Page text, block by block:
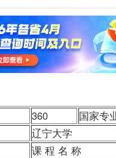
360
国家专
辽宁大学
课 程 名 称